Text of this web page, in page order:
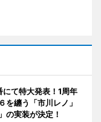
にて特大発表！1周年
を纏う「市川レノ」
の実装が決定！